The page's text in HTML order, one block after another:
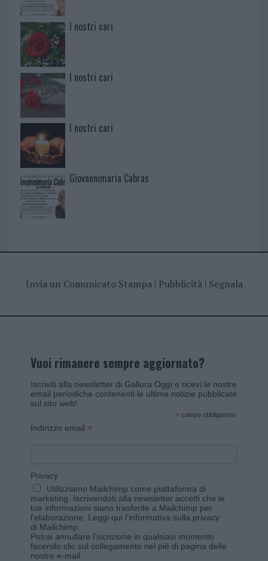
I nostri cari
I nostri cari
I nostri cari
Giovannimaria Cabras
Invia un Comunicato Stampa| Pubblicità| Segnala
Vuoi rimanere sempre aggiornato?
Iscriviti alla newsletter di Gallura Oggi e ricevi le nostre
email periodiche contenenti le ultime notizie pubblicate
sul sito web!
* campo obbligatorio
Indirizzo email *
Privacy
Utilizziamo Mailchimp come piattaforma di
marketing. Iscrivendoti alla newsletter accetti che le
tue informazioni siano trasferite a Mailchimp per
l'elaborazione. Leggi qui l'informativa sulla privacy
di Mailchimp
Potrai annullare l'iscrizione in qualsiasi momento
facendo clic sul collegamento nel piè di pagina delle
nostre e-mail.